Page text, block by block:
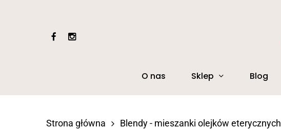
facebookinstagram
O nas Sklep Blog
Strona główna Blendy - mieszanki olejków eterycznych